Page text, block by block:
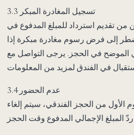
3.3 تسجيل المغادرة المبكر
من تقديم استرداد للمبلغ المدفوع في
إلى فرض رسوم مغادرة مبكرة إذا
الموضح في الحجز. يرجى التواصل مع
3.4 عدم الحضور
من الحجز الفندقي، سيتم إلغاء